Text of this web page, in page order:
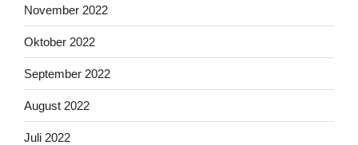
November 2022
Oktober 2022
September 2022
August 2022
Juli 2022